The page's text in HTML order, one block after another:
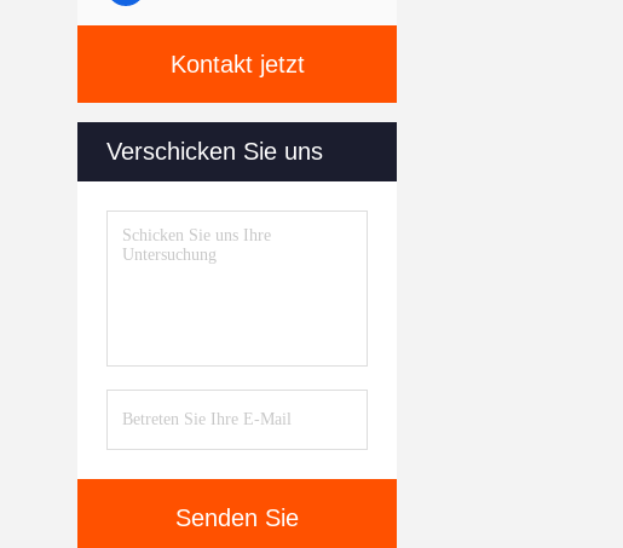
Kontakt jetzt
Verschicken Sie uns
Senden Sie